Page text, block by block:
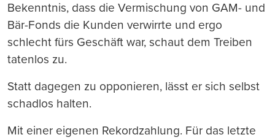
Bekenntnis, dass die Vermischung von GAM- und
Bär-Fonds die Kunden verwirrte und ergo
schlecht fürs Geschäft war, schaut dem Treiben
tatenlos zu.
Statt dagegen zu opponieren, lässt er sich selbst
schadlos halten.
Mit einer eigenen Rekordzahlung. Für das letzte